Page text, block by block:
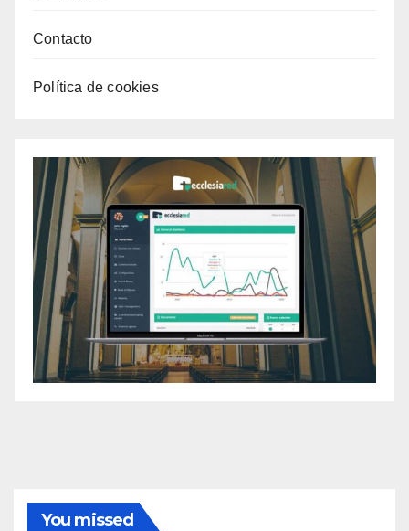
Contacto
Política de cookies
You missed